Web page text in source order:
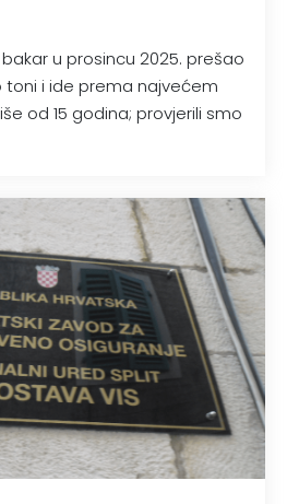
u prosincu 2025. prešao
toni i ide prema najvećem
od 15 godina; provjerili smo